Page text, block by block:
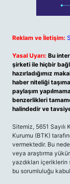
Reklam ve İletişim:
Yasal Uyarı: Bu
şirketi ile hiçbir
hazırladığımız
haber niteliği
paylaşım
benzerlikleri
halindedir ve
Sitemiz, 5651
Kurumu (BTK)
vermektedir. Bu
veya araştırma
yazdıkları
bu sorumluluğu